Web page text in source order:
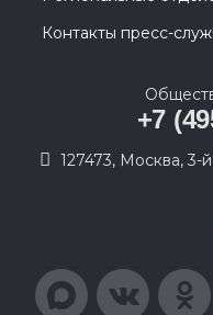
Контакты пресс-
+7
127473, Москва, 3-